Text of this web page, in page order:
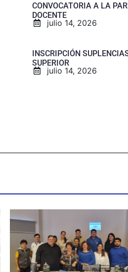
CONVOCATORIA A LA
DOCENTE
julio 14, 2026
INSCRIPCIÓN
SUPERIOR
julio 14, 2026